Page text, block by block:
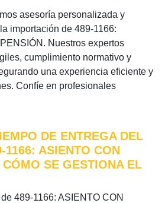
asesoría personalizada y
importación de 489-1166:
Nuestros expertos
cumplimiento normativo y
una experiencia eficiente y
Confíe en profesionales
DE ENTREGA DEL
1166: ASIENTO CON
SE GESTIONA EL
489-1166: ASIENTO CON